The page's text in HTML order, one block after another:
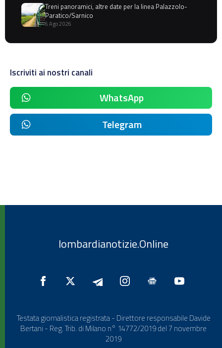
Treni panoramici, altre date per la linea Palazzolo-
Paratico/Sarnico
6 Ago 2026
Iscriviti ai nostri canali
WhatsApp
Telegram
lombardianotizie.Online
Testata giornalistica registrata - Direttore responsabile Davide
Bertani - Reg. Trib. di Milano n° 14772/2019 del 7 novembre
2019